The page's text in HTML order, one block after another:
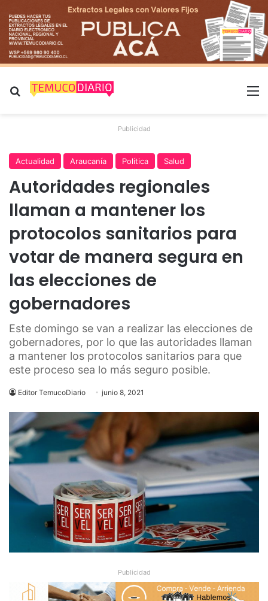
Buscar por
Publicidad
Actualidad Araucanía Política Salud
Autoridades regionales
llaman a mantener los
protocolos sanitarios para
votar de manera segura en
las elecciones de
gobernadores
Este domingo se van a realizar las elecciones de
gobernadores, por lo que las autoridades llaman
a mantener los protocolos sanitarios para que
este proceso sea lo más seguro posible.
Editor TemucoDiario junio 8, 2021
Publicidad